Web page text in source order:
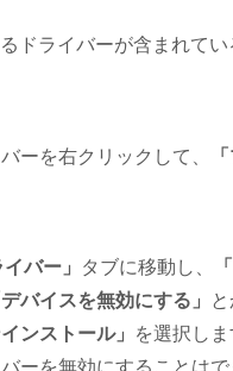
ドライバーが含まれてい
ーを右クリックして、
バー」 タブに移動し、
デバイスを無効にする」
ンストール」 を選択し